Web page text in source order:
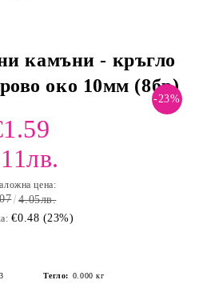
камъни - кръгло
око 10мм (8бр)
-23%
цена:
4.05лв.
€0.48 (23%)
Тегло: 0.000 кг